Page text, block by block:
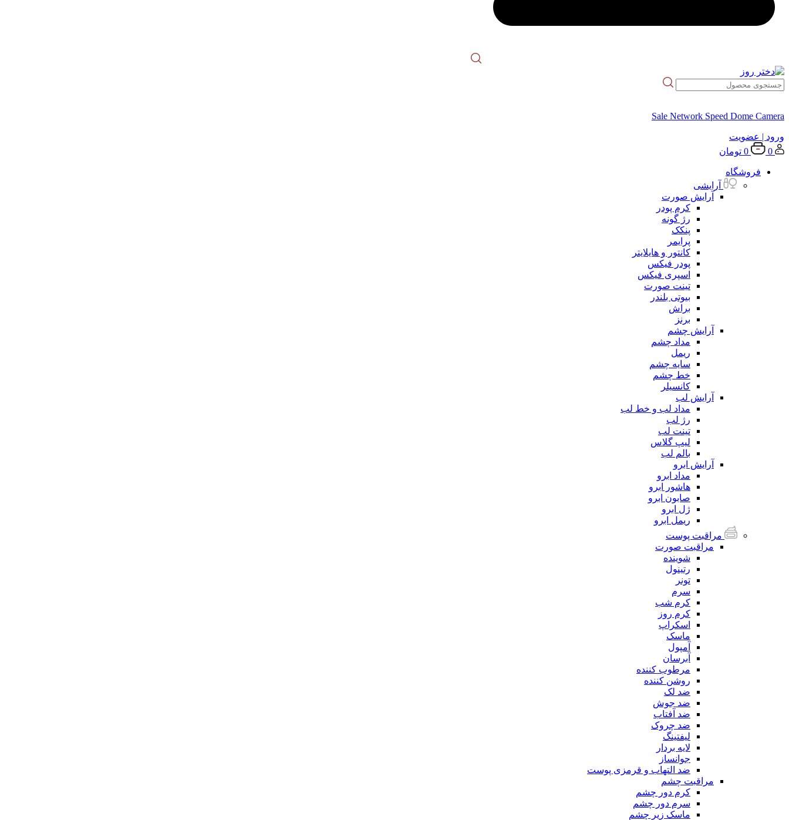
Sale Network Speed Dome Camera
ورود | عضویت
0
0 تومان
فروشگاه
آرایشی
آرایش صورت
کرم پودر
رژ گونه
پنکک
پرایمر
کانتور و هایلایتر
پودر فیکس
اسپری فیکس
تینت صورت
بیوتی بلندر
براش
برنز
آرایش چشم
مداد چشم
ریمل
سایه چشم
خط چشم
کانسیلر
آرایش لب
مداد لب و خط لب
رژ لب
تینت لب
لیپ گلاس
بالم لب
آرایش ابرو
مداد ابرو
هاشور ابرو
صابون ابرو
ژل ابرو
ریمل ابرو
مراقبت پوست
مراقبت صورت
شوینده
رتینول
تونر
سرم
کرم شب
کرم روز
اسکراپ
ماسک
آمپول
آبرسان
مرطوب کننده
روشن کننده
ضد لک
ضد جوش
ضد آفتاب
ضد چروک
لیفتینگ
لایه بردار
جوانساز
ضد التهاب و قرمزی پوست
مراقبت چشم
کرم دور چشم
سرم دور چشم
ماسک زیر چشم